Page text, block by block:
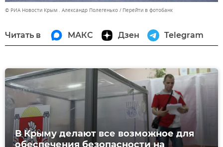
© РИА Новости Крым . Александр Полегенько Перейти в фотобанк
Читать в МАКС Дзен Telegram
В Крыму делают все возможное для
обеспечения безопасности на